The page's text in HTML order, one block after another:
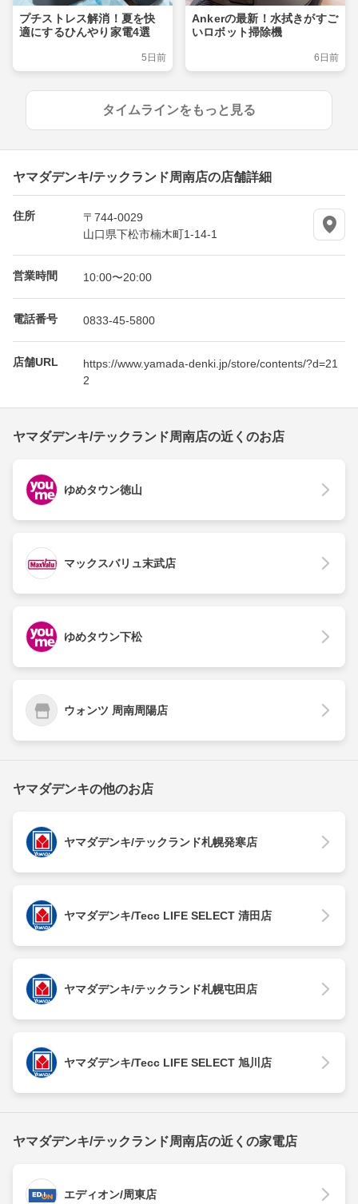
プチストレス解消！夏を快
適にするひんやり家電4選
5日前
Ankerの最新！水拭きがすご
いロボット掃除機
6日前
タイムラインをもっと見る
ヤマダデンキ/テックランド周南店の店舗詳細
住所
〒744-0029
山口県下松市楠木町1-14-1
営業時間 10:00〜20:00
電話番号 0833-45-5800
店舗URL
https://www.yamada-denki.jp/store/contents/?d=21
2
ヤマダデンキ/テックランド周南店の近くのお店
ゆめタウン徳山
マックスバリュ末武店
ゆめタウン下松
ウォンツ 周南周陽店
ヤマダデンキの他のお店
ヤマダデンキ/テックランド札幌発寒店
ヤマダデンキ/Tecc LIFE SELECT 清田店
ヤマダデンキ/テックランド札幌屯田店
ヤマダデンキ/Tecc LIFE SELECT 旭川店
ヤマダデンキ/テックランド周南店の近くの家電店
エディオン/周東店